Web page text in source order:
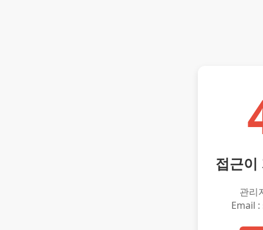
접근이
관리
Email